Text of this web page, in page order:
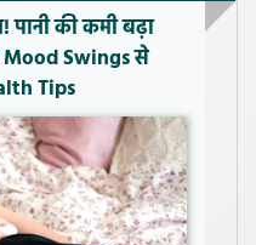
की कमी बढ़ा
Swings से
Tips